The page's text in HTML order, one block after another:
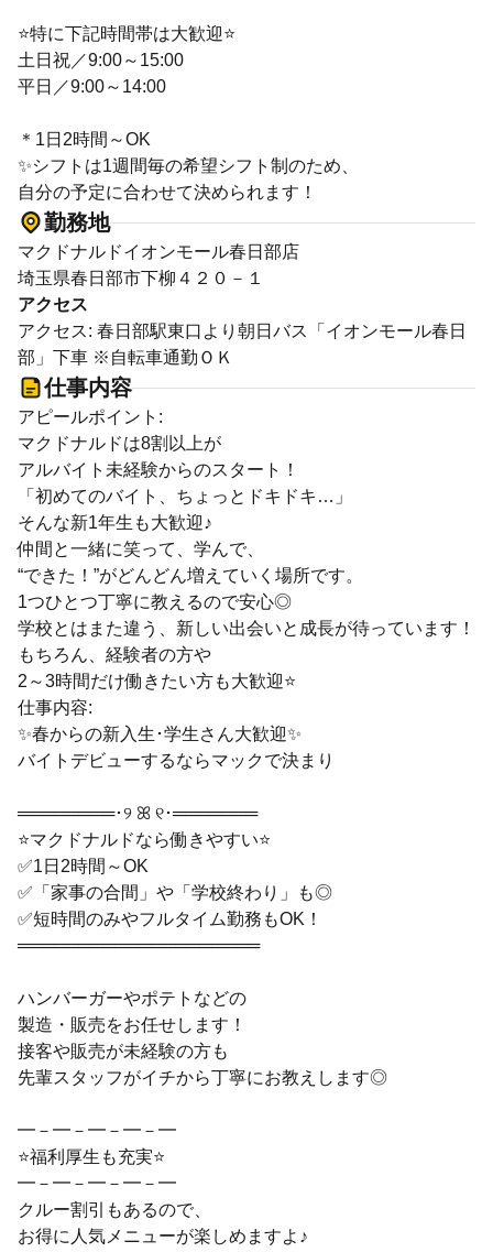
⭐特に下記時間帯は大歓迎⭐
土日祝／9:00～15:00
平日／9:00～14:00
＊1日2時間～OK
✨シフトは1週間毎の希望シフト制のため、
自分の予定に合わせて決められます！
勤務地
マクドナルドイオンモール春日部店
埼玉県春日部市下柳４２０－１
アクセス
アクセス: 春日部駅東口より朝日バス「イオンモール春日
部」下車 ※自転車通勤ＯＫ
仕事内容
アピールポイント:
マクドナルドは8割以上が
アルバイト未経験からのスタート！
「初めてのバイト、ちょっとドキドキ…」
そんな新1年生も大歓迎♪
仲間と一緒に笑って、学んで、
“できた！”がどんどん増えていく場所です。
1つひとつ丁寧に教えるので安心◎
学校とはまた違う、新しい出会いと成長が待っています！
もちろん、経験者の方や
2～3時間だけ働きたい方も大歓迎⭐
仕事内容:
✨春からの新入生･学生さん大歓迎✨
バイトデビューするならマックで決まり
════════･୨ ꕤ ୧･═══════
⭐マクドナルドなら働きやすい⭐
✅1日2時間～OK
✅「家事の合間」や「学校終わり」も◎
✅短時間のみやフルタイム勤務もOK！
════════════════════
ハンバーガーやポテトなどの
製造・販売をお任せします！
接客や販売が未経験の方も
先輩スタッフがイチから丁寧にお教えします◎
━－━－━－━－━
⭐福利厚生も充実⭐
━－━－━－━－━
クルー割引もあるので、
お得に人気メニューが楽しめますよ♪